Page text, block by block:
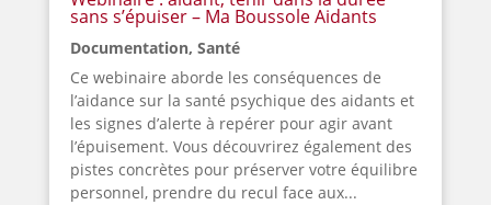
sans s’épuiser – Ma Boussole Aidants
Documentation, Santé
Ce webinaire aborde les conséquences de
l’aidance sur la santé psychique des aidants et
les signes d’alerte à repérer pour agir avant
l’épuisement. Vous découvrirez également des
pistes concrètes pour préserver votre équilibre
personnel, prendre du recul face aux...